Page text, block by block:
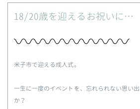
18/20歳を迎えるお祝いに…
米子市で迎える成人式。
一生に一度のイベントを、忘れられない思い
か？